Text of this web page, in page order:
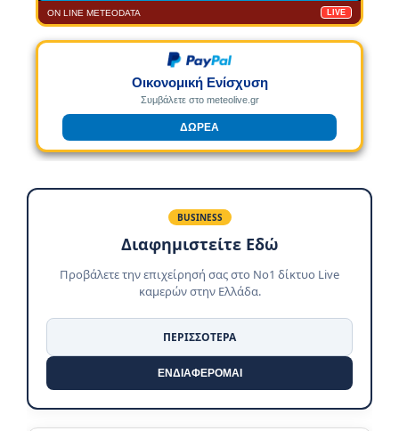
ON LINE METEODATA LIVE
Οικονομική Ενίσχυση
Συμβάλετε στο meteolive.gr
ΔΩΡΕΑ
BUSINESS
Διαφημιστείτε Εδώ
Προβάλετε την επιχείρησή σας στο No1 δίκτυο Live
καμερών στην Ελλάδα.
ΠΕΡΙΣΣΟΤΕΡΑ
ΕΝΔΙΑΦΕΡΟΜΑΙ